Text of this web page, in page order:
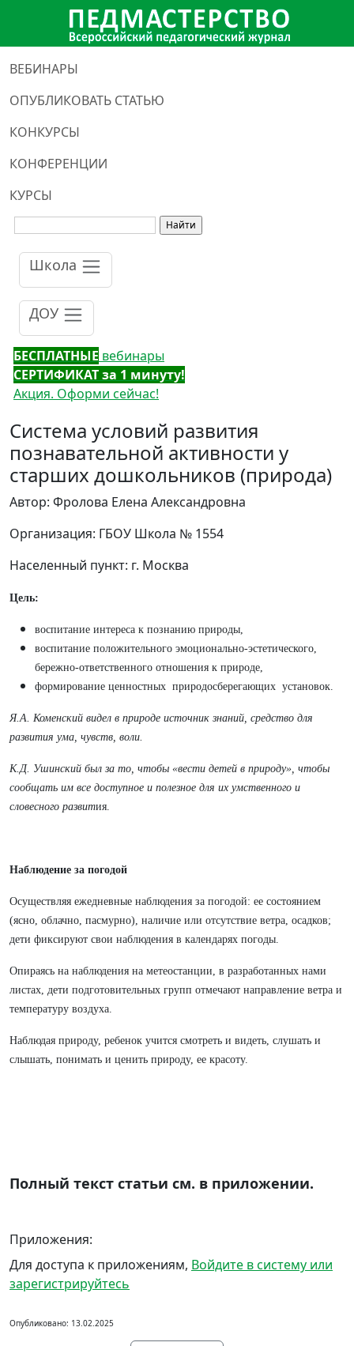
ВЕБИНАРЫ
ОПУБЛИКОВАТЬ СТАТЬЮ
КОНКУРСЫ
КОНФЕРЕНЦИИ
КУРСЫ
Школа
ДОУ
БЕСПЛАТНЫЕ вебинары
СЕРТИФИКАТ за 1 минуту!
Акция. Оформи сейчас!
Система условий развития
познавательной активности у
старших дошкольников (природа)
Автор: Фролова Елена Александровна
Организация: ГБОУ Школа № 1554
Населенный пункт: г. Москва
Цель:
воспитание интереса к познанию природы,
воспитание положительного эмоционально-эстетического,
бережно-ответственного отношения к природе,
формирование ценностных природосберегающих установок.
Я.А. Коменский видел в природе источник знаний, средство для
развития ума, чувств, воли.
К.Д. Ушинский был за то, чтобы «вести детей в природу», чтобы
сообщать им все доступное и полезное для их умственного и
словесного развития.
Наблюдение за погодой
Осуществляя ежедневные наблюдения за погодой: ее состоянием
(ясно, облачно, пасмурно), наличие или отсутствие ветра, осадков;
дети фиксируют свои наблюдения в календарях погоды.
Опираясь на наблюдения на метеостанции, в разработанных нами
листах, дети подготовительных групп отмечают направление ветра и
температуру воздуха.
Наблюдая природу, ребенок учится смотреть и видеть, слушать и
слышать, понимать и ценить природу, ее красоту.
Полный текст статьи см. в приложении.
Приложения:
Для доступа к приложениям, Войдите в систему или
зарегистрируйтесь
Опубликовано: 13.02.2025